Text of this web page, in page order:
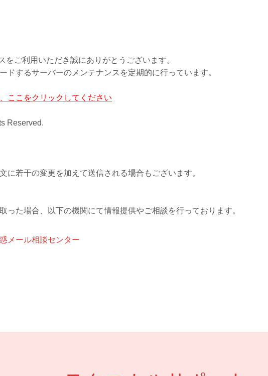
ご利用いただき誠にありがとうございます。
ドするサーバーのメンテナンスを定期的に行っています。
ここをクリックしてください
Reserved.
若干の変更を加えて送信される場合もございます。
った場合、以下の機関にて情報提供やご相談を行っております。
メール相談センター